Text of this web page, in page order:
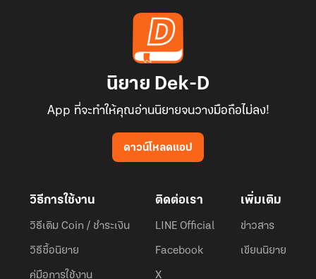
นิยาย Dek-D
App ที่จะทำให้คุณอ่านนิยายจนวางมือถือไม่ลง!
ดาวน์โหลดแอป
วิธีการใช้งาน
วิธีเติม Coin / ชำระเงิน
วิธีซื้อนิยาย
คู่มือการใช้งาน
ติดต่อเรา
LINE Official
Facebook
X
เพิ่มเติม
ข่าวสาร
เขียนนิยาย